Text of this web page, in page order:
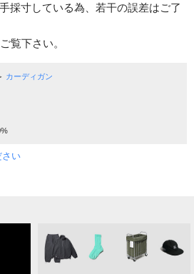
採寸している為、若干の誤差はご了
覧下さい。
カーディガン
い